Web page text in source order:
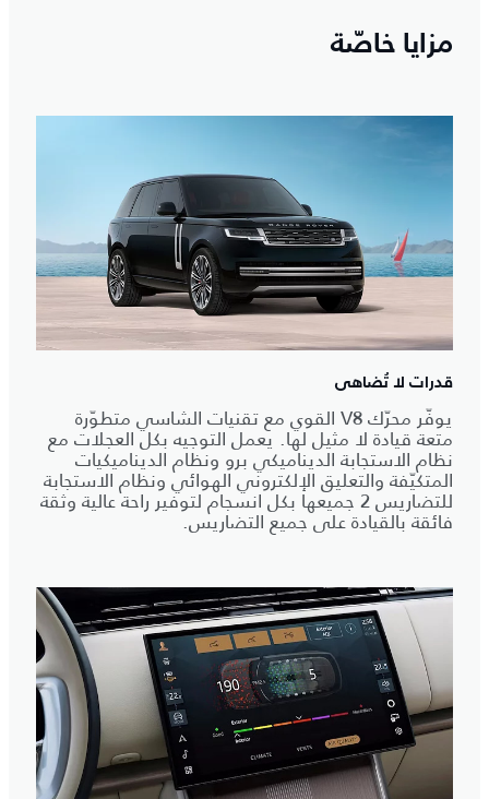
مزايا خاصّة
قدرات لا تُضاهى
يوفّر محرّك V8 القوي مع تقنيات الشاسي متطوّرة
متعة قيادة لا مثيل لها. يعمل التوجيه بكل العجلات مع
نظام الاستجابة الديناميكي برو ونظام الديناميكيات
المتكيّفة والتعليق الإلكتروني الهوائي ونظام الاستجابة
للتضاريس 2 جميعها بكل انسجام لتوفير راحة عالية وثقة
فائقة بالقيادة على جميع التضاريس.